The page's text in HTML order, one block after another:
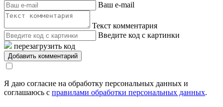
Ваш e-mail
Текст комментария
Введите код с картинки
перезагрузить код
Я даю согласие на обработку персональных данных и
соглашаюсь с правилами обработки персональных данных.